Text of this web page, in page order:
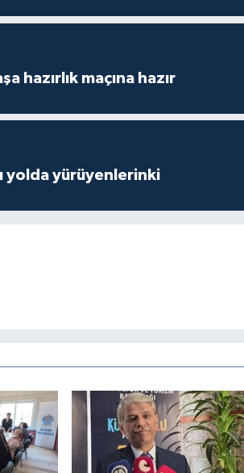
hazırlık maçına hazır
yolda yürüyenlerinki